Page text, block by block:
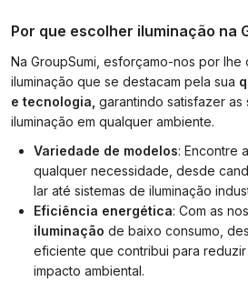
Por que escolher iluminação na
Na GroupSumi, esforçamo-nos por
iluminação que se destacam pela sua
e tecnologia, garantindo satisfazer
iluminação em qualquer ambiente.
Variedade de modelos: Encontre
qualquer necessidade, desde
lar até sistemas de iluminação
Eficiência energética: Com as
iluminação de baixo consumo,
eficiente que contribui para
impacto ambiental.